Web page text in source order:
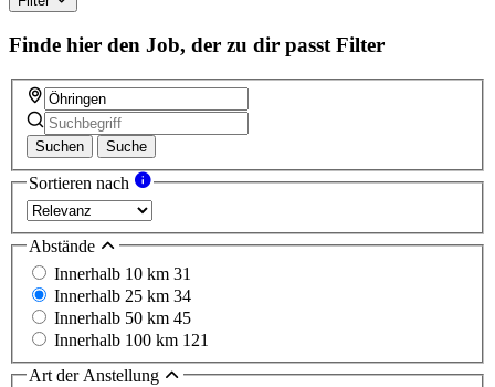
field
Finde hier den Job, der zu dir passt Filter
Suchen Suche
Sortieren nach
Abstände
Innerhalb 10 km 31
Innerhalb 25 km 34
Innerhalb 50 km 45
Innerhalb 100 km 121
Art der Anstellung